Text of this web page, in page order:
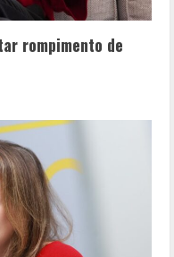
rompimento de